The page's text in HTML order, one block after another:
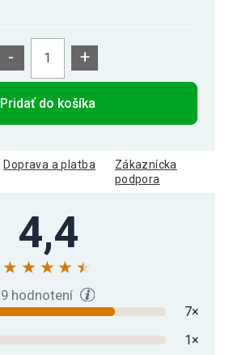
- +
Pridať do košíka
Doprava a platba
Zákaznícka
podpora
4,4
9 hodnotení
7×
1×